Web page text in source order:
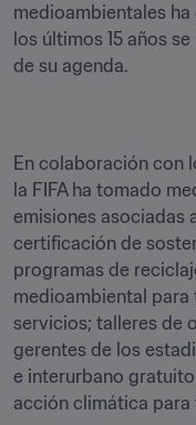
medioambientales
los últimos 15 años
de su agenda.
En colaboración con
la FIFA ha tomado
emisiones asociadas
certificación de
programas de
medioambiental
servicios; talleres de
gerentes de los
e interurbano
acción climática